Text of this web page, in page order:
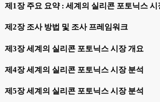
제1장 주요 요약 : 세계의 실리콘 포토닉스 시
제2장 조사 방법 및 조사 프레임워크
제3장 세계의 실리콘 포토닉스 시장 개요
제4장 세계의 실리콘 포토닉스 시장 분석
제5장 세계의 실리콘 포토닉스 시장 분석